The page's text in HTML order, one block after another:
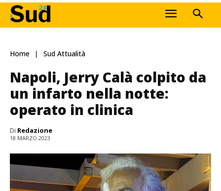
Home Sud Attualità
Napoli, Jerry Calà colpito da
un infarto nella notte:
operato in clinica
Di Redazione
18 MARZO 2023